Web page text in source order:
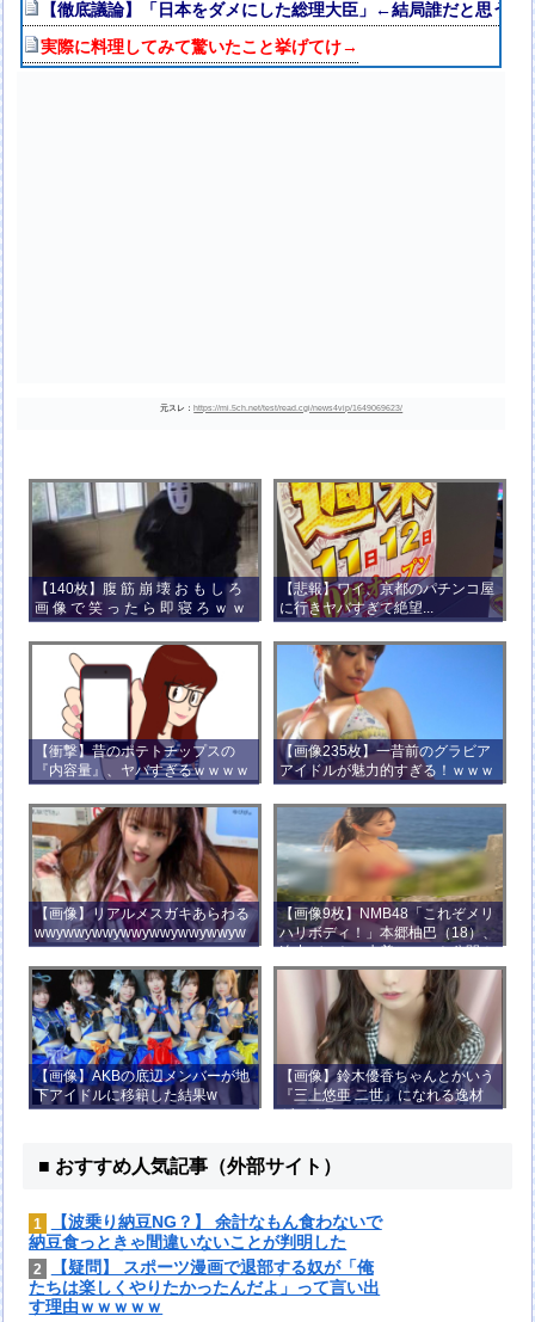
【徹底議論】「日本をダメにした総理大臣」←結局誰だと思う？
実際に料理してみて驚いたこと挙げてけ→
元スレ： https://mi.5ch.net/test/read.cgi/news4vip/1649069623/
【140枚】腹 筋 崩 壊 お も し ろ
画 像 で 笑 っ た ら 即 寝 ろ ｗ ｗ
ｗ ｗ ｗ ｗ ｗ ｗ ｗ ｗ ｗ ｗ
【悲報】ワイ、京都のパチンコ屋
に行きヤバすぎて絶望...
【衝撃】昔のポテトチップスの
『内容量』、ヤバすぎるｗｗｗｗ
ｗｗｗｗ
【画像235枚】一昔前のグラビア
アイドルが魅力的すぎる！ｗｗｗ
【画像】リアルメスガキあらわる
wwywwywwywwywwywwywwyw
wywwy
【画像9枚】NMB48「これぞメリ
ハリボディ！」本郷柚巴（18）、
迫力バストの水着ショット公開！
【画像】AKBの底辺メンバーが地
下アイドルに移籍した結果w
【画像】鈴木優香ちゃんとかいう
『三上悠亜 二世』になれる逸材
がコチラ
■ おすすめ人気記事（外部サイト）
1
【波乗り納豆NG？】 余計なもん食わないで
納豆食っときゃ間違いないことが判明した
2
【疑問】 スポーツ漫画で退部する奴が「俺
たちは楽しくやりたかったんだよ」って言い出
す理由ｗｗｗｗｗ